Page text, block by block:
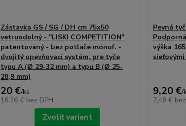
Zástavka GS / SG / DH cm 75x50
vetruodolný - "LISKI COMPETITION"
patentovaný - bez potlače monof. -
dvojitý upevňovací systém, pre tyče
typu A (Ø 29-32 mm) a typu B (Ø 25-
28,9 mm)
20 €/ks
16,26 € bez DPH
Zvoliť variant
Pevná
výška
9,20 €/
7,48 €